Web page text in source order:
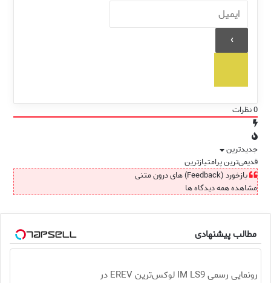
0نظرات
جدیدترین
قدیمی‌ترینپرامتیازترین
بازخورد (Feedback) های درون متنی
مشاهده همه دیدگاه ها
مطالب پیشنهادی
رونمایی رسمی IM LS9 لوکس‌ترین EREV در